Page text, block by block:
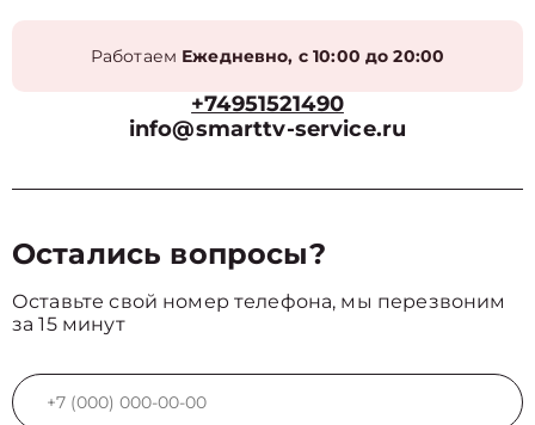
Работаем Ежедневно, с 10:00 до 20:00
+74951521490
info@smarttv-service.ru
Остались вопросы?
Оставьте свой номер телефона, мы перезвоним
за 15 минут